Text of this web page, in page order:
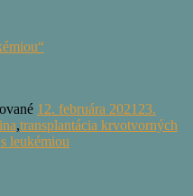
12. februára 2021 23.
,transplantácia krvotvorných
leukémiou